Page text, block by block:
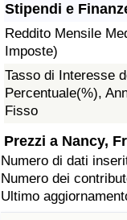
Stipendi e
Reddito Mensile
Imposte)
Tasso di Interesse
Percentuale(%),
Fisso
Prezzi a Nancy,
Numero di dati
Numero dei
Ultimo